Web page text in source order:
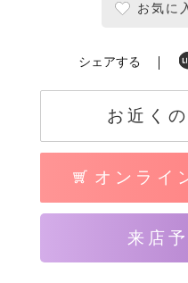
お気に
シェアする
お近く
オンライ
来店